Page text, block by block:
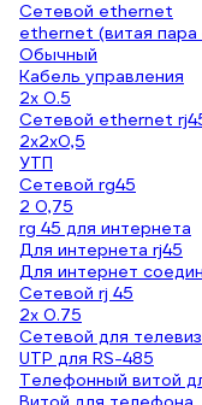
Сетевой ethernet
ethernet (витая пара
Обычный
Кабель управления
2х 0.5
Сетевой ethernet
2х2х0,5
УТП
Сетевой rg45
2 0,75
rg 45 для интернета
Для интернета rj45
Для интернет
Сетевой rj 45
2х 0.75
Сетевой для
UTP для RS-485
Телефонный витой